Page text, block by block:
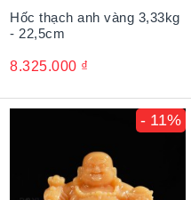
Hốc thạch anh vàng 3,33kg
- 22,5cm
8.325.000 ₫
- 11%